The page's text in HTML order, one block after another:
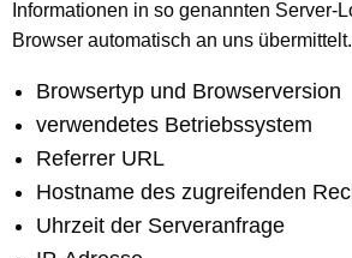
Informationen in so genannten Server-
Browser automatisch an uns
Browsertyp und Browserversion
verwendetes Betriebssystem
Referrer URL
Hostname des zugreifenden
Uhrzeit der Serveranfrage